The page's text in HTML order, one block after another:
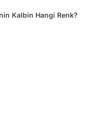
Kalbin Hangi Renk?